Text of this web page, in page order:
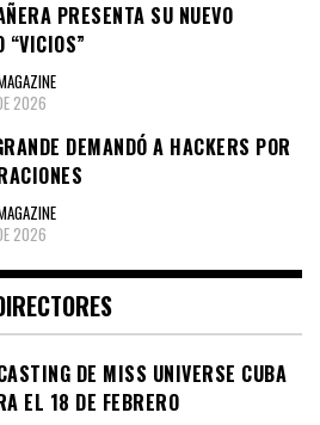
PRESENTA SU NUEVO
“VICIOS”
2026
DEMANDÓ A HACKERS POR
2026
DE MISS UNIVERSE CUBA
EL 18 DE FEBRERO